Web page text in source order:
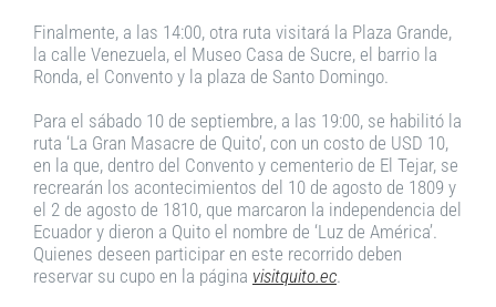
Finalmente, a las 14:00, otra ruta visitará la Plaza Grande,
la calle Venezuela, el Museo Casa de Sucre, el barrio la
Ronda, el Convento y la plaza de Santo Domingo.
Para el sábado 10 de septiembre, a las 19:00, se habilitó la
ruta ‘La Gran Masacre de Quito’, con un costo de USD 10,
en la que, dentro del Convento y cementerio de El Tejar, se
recrearán los acontecimientos del 10 de agosto de 1809 y
el 2 de agosto de 1810, que marcaron la independencia del
Ecuador y dieron a Quito el nombre de ‘Luz de América’.
Quienes deseen participar en este recorrido deben
reservar su cupo en la página visitquito.ec.